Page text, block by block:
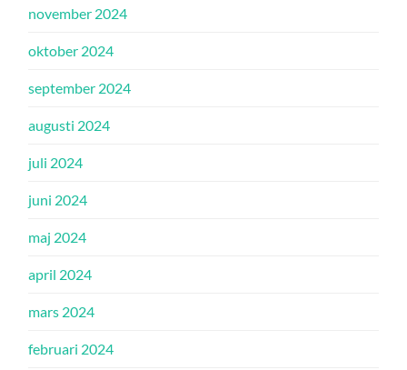
november 2024
oktober 2024
september 2024
augusti 2024
juli 2024
juni 2024
maj 2024
april 2024
mars 2024
februari 2024